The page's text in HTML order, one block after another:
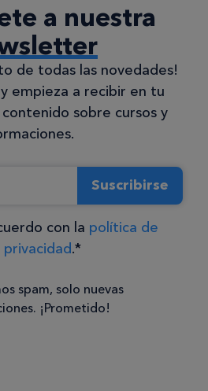
a nuestra
de todas las novedades!
empieza a recibir en tu
sobre cursos y
Suscribirse
con la política de
privacidad.*
spam, solo nuevas
¡Prometido!